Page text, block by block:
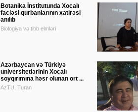
Botanika İnstitutunda Xocalı
faciəsi qurbanlarının xatirəsi
anılıb
Biologiya və tibb elmləri
Azərbaycan və Türkiyə
universitetlərinin Xocalı
soyqırımına həsr olunan ort ...
AzTU, Turan